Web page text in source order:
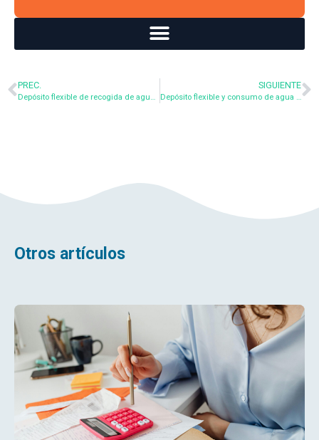
PREC.
Depósito flexible de recogida de agua de lluvia para estanques de peces
SIGUIENTE
Depósito flexible y consumo de agua bruta sin filtrar
Otros artículos